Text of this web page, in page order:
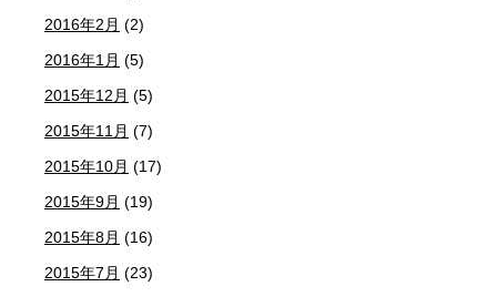
2016年2月 (2)
2016年1月 (5)
2015年12月 (5)
2015年11月 (7)
2015年10月 (17)
2015年9月 (19)
2015年8月 (16)
2015年7月 (23)